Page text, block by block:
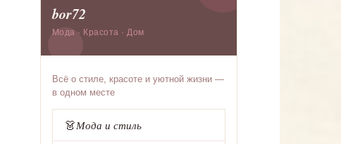
bor72
Мода · Красота · Дом
Всё о стиле, красоте и уютной жизни —
в одном месте
👗Мода и стиль